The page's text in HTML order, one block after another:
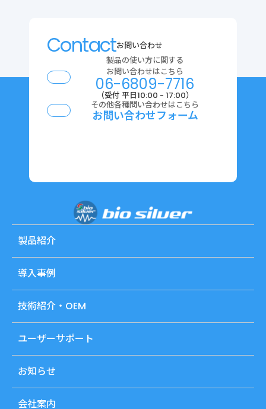
Contactお問い合わせ
製品の使い方に関する
お問い合わせはこちら
06-6809-7716
（受付 平日10:00 - 17:00）
その他各種問い合わせはこちら
お問い合わせフォーム
製品紹介
導入事例
技術紹介・OEM
ユーザーサポート
お知らせ
会社案内